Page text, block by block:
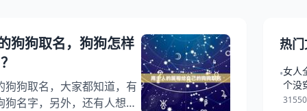
狗狗取名，狗狗怎样
狗取名，大家都知道，有
名字，另外，还有人想问
热
•女人
个没